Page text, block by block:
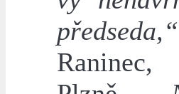
předseda,“